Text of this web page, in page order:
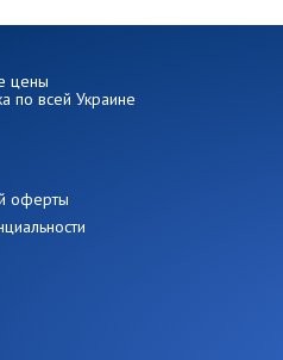
цены
по всей Украине
оферты